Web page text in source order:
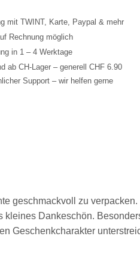
mit TWINT, Karte, Paypal & mehr
Rechnung möglich
in 1 – 4 Werktage
ab CH‑Lager – generell CHF 6.90
Support – wir helfen gerne
geschmackvoll zu
Dankeschön.
Geschenkcharakter